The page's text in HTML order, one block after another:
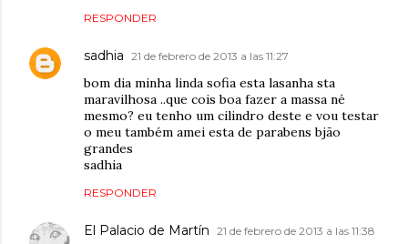
RESPONDER
sadhia 21 de febrero de 2013 a las 11:27
bom dia minha linda sofia esta lasanha sta
maravilhosa ..que cois boa fazer a massa né
mesmo? eu tenho um cilindro deste e vou testar
o meu também amei esta de parabens bjão
grandes
sadhia
RESPONDER
El Palacio de Martín 21 de febrero de 2013 a las 11:38